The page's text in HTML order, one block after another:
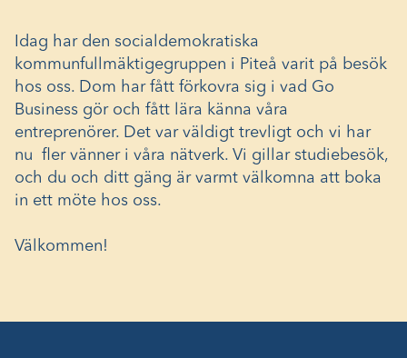
Idag har den socialdemokratiska
kommunfullmäktigegruppen i Piteå varit på besök
hos oss. Dom har fått förkovra sig i vad Go
Business gör och fått lära känna våra
entreprenörer. Det var väldigt trevligt och vi har
nu fler vänner i våra nätverk. Vi gillar studiebesök,
och du och ditt gäng är varmt välkomna att boka
in ett möte hos oss.
Välkommen!